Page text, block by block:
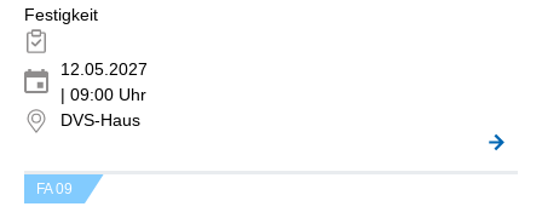
Festigkeit
12.05.2027
| 09:00 Uhr
DVS-Haus
FA 09